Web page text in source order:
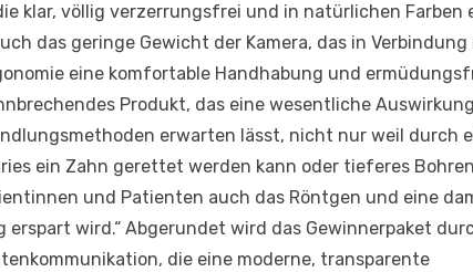
klar, völlig verzerrungsfrei und in natürlichen Farben
das geringe Gewicht der Kamera, das in
eine komfortable Handhabung und
Produkt, das eine wesentliche
erwarten lässt, nicht nur weil durch
ein Zahn gerettet werden kann oder tieferes
und Patienten auch das Röntgen und eine
erspart wird.“ Abgerundet wird das Gewinnerpaket
die eine moderne, transparente